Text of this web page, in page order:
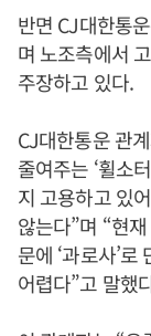
반면 CJ대한통
며 노조측에서
주장하고 있다.
CJ대한통운 관
줄여주는 ‘휠소
지 고용하고 있
않는다”며 “현
문에 ‘과로사’
어렵다”고 말했